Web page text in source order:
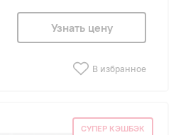
Узнать цену
В избранное
СУПЕР КЭШБЭК